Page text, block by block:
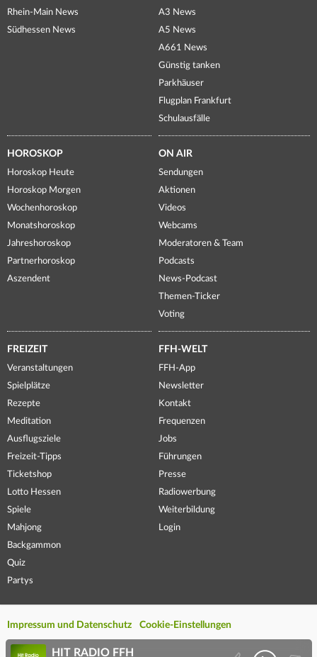
Rhein-Main News
Südhessen News
A3 News
A5 News
A661 News
Günstig tanken
Parkhäuser
Flugplan Frankfurt
Schulausfälle
HOROSKOP
Horoskop Heute
Horoskop Morgen
Wochenhoroskop
Monatshoroskop
Jahreshoroskop
Partnerhoroskop
Aszendent
ON AIR
Sendungen
Aktionen
Videos
Webcams
Moderatoren & Team
Podcasts
News-Podcast
Themen-Ticker
Voting
FREIZEIT
Veranstaltungen
Spielplätze
Rezepte
Meditation
Ausflugsziele
Freizeit-Tipps
Ticketshop
Lotto Hessen
Spiele
Mahjong
Backgammon
Quiz
Partys
FFH-WELT
FFH-App
Newsletter
Kontakt
Frequenzen
Jobs
Führungen
Presse
Radiowerbung
Weiterbildung
Login
Impressum und Datenschutz Cookie-Einstellungen
HIT RADIO FFH